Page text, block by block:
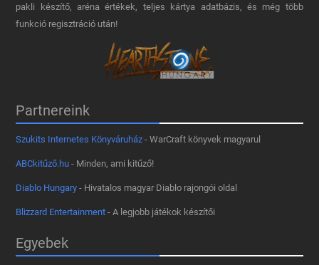
pakli készítő, aréna értékek, teljes kártya adatbázis, és még több
funkció regisztráció után!
Partnereink
Szukits Internetes Könyváruház - WarCraft könyvek magyarul
ABCkitűző.hu - Minden, ami kitűző!
Diablo Hungary - Hivatalos magyar Diablo rajongói oldal
Blizzard Entertainment - A legjobb játékok készítői
Egyebek